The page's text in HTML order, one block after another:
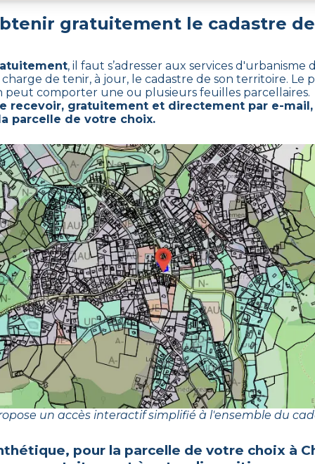
gratuitement le cadastre
, il faut s’adresser aux services d'urbanisme
de tenir, à jour, le cadastre de son territoire. Le
peut comporter une ou plusieurs feuilles parcellaires.
recevoir, gratuitement et directement par e-
parcelle de votre choix.
un accès interactif simplifié à l'ensemble du
pour la parcelle de votre choix à